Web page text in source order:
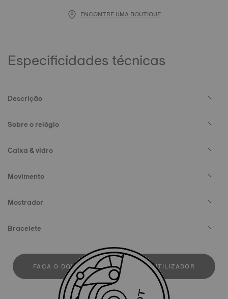
ENCONTRE UMA BOUTIQUE
Especificidades técnicas
Descrição
Sobre o relógio
Caixa & vidro
Movimento
Mostrador
Bracelete
FAÇA O DOWLOAD DO MANUAL DE UTILIZADOR